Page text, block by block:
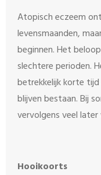
Atopisch eczeem
levensmaanden,
beginnen. Het
slechtere perioden.
betrekkelijk korte
blijven bestaan. Bij
vervolgens veel
Hooikoorts